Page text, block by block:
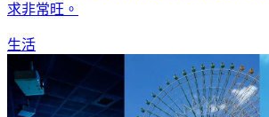
求非常旺。
生活